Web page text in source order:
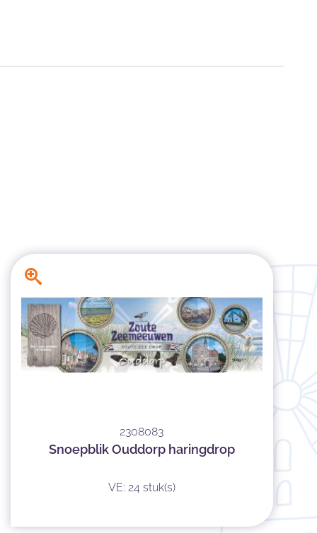
2308083
Snoepblik Ouddorp haringdrop
VE: 24 stuk(s)